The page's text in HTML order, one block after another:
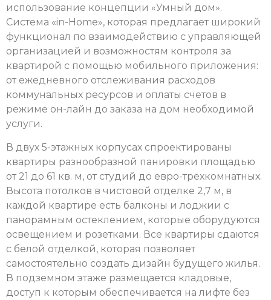
использование концепции «Умный дом».
Система «in-Home», которая предлагает широкий
функционал по взаимодействию с управляющей
организацией и возможностям контроля за
квартирой с помощью мобильного приложения:
от ежедневного отслеживания расходов
коммунальных ресурсов и оплаты счетов в
режиме он-лайн до заказа на дом необходимой
услуги.
В двух 5-этажных корпусах спроектированы
квартиры разнообразной панировки площадью
от 21 до 61 кв. м, от студий до евро-трехкомнатных.
Высота потолков в чистовой отделке 2,7 м, в
каждой квартире есть балконы и лоджии с
панорамным остеклением, которые оборудуются
освещением и розетками. Все квартиры сдаются
с белой отделкой, которая позволяет
самостоятельно создать дизайн будущего жилья.
В подземном этаже размещается кладовые,
доступ к которым обеспечивается на лифте без